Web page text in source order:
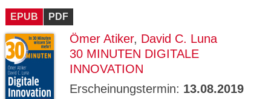
EPUB PDF
Ömer Atiker, David C. Luna
30 MINUTEN DIGITALE
INNOVATION
Erscheinungstermin: 13.08.2019